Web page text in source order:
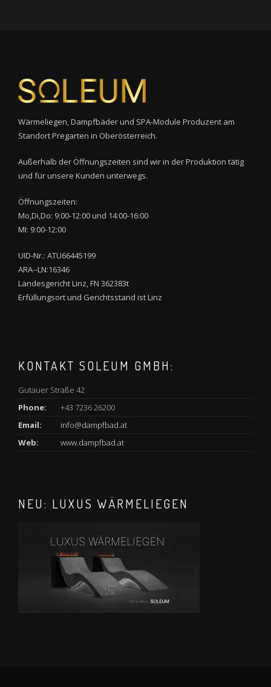
Wärmeliegen, Dampfbäder und SPA-Module Produzent am
Standort Pregarten in Oberösterreich.
Außerhalb der Öffnungszeiten sind wir in der Produktion tätig
und für unsere Kunden unterwegs.
Öffnungszeiten:
Mo,Di,Do: 9:00-12:00 und 14:00-16:00
MI: 9:00-12:00
UID-Nr.: ATU66445199
ARA--LN:16346
Landesgericht Linz, FN 362383t
Erfüllungsort und Gerichtsstand ist Linz
KONTAKT SOLEUM GMBH:
Gutauer Straße 42
Phone:
+43 7236 26200
Email:
info@dampfbad.at
Web:
www.dampfbad.at
NEU: LUXUS WÄRMELIEGEN